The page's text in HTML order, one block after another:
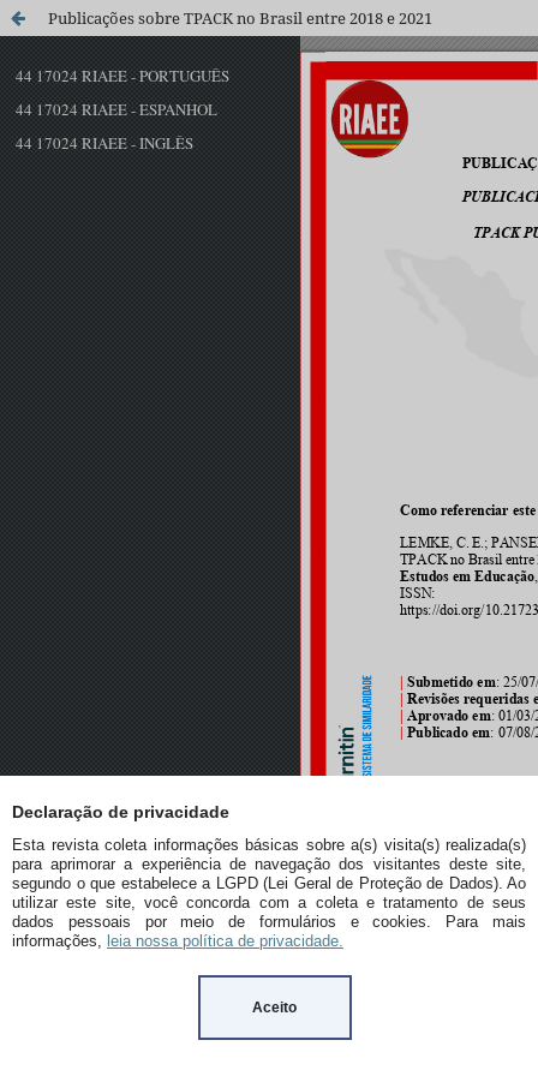
Declaração de privacidade
Esta revista coleta informações básicas sobre a(s) visita(s) realizada(s)
para aprimorar a experiência de navegação dos visitantes deste site,
segundo o que estabelece a LGPD (Lei Geral de Proteção de Dados). Ao
utilizar este site, você concorda com a coleta e tratamento de seus
dados pessoais por meio de formulários e cookies. Para mais
informações, leia nossa política de privacidade.
Aceito
Publicações sobre TPACK no Brasil entre 2018 e 2021